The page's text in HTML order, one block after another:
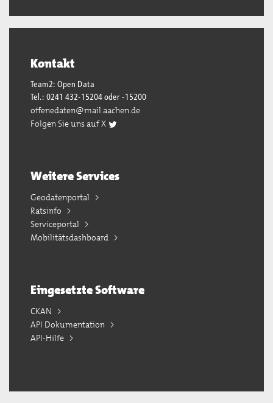
Kontakt
Team2: Open Data
Tel.: 0241 432-15204 oder -15200
offenedaten@mail.aachen.de
Folgen Sie uns auf X
Weitere Services
Geodatenportal
Ratsinfo
Serviceportal
Mobilitätsdashboard
Eingesetzte Software
CKAN
API Dokumentation
API-Hilfe